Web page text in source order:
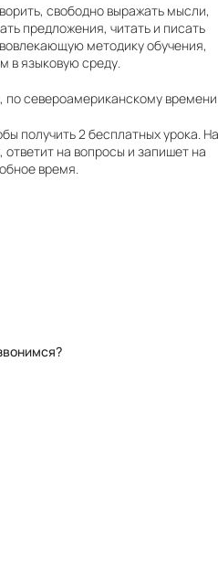
свободно выражать мысли,
предложения, читать и писать
методику обучения,
в языковую среду.
по североамериканскому
получить 2 бесплатных урока.
на вопросы и запишет на
время.